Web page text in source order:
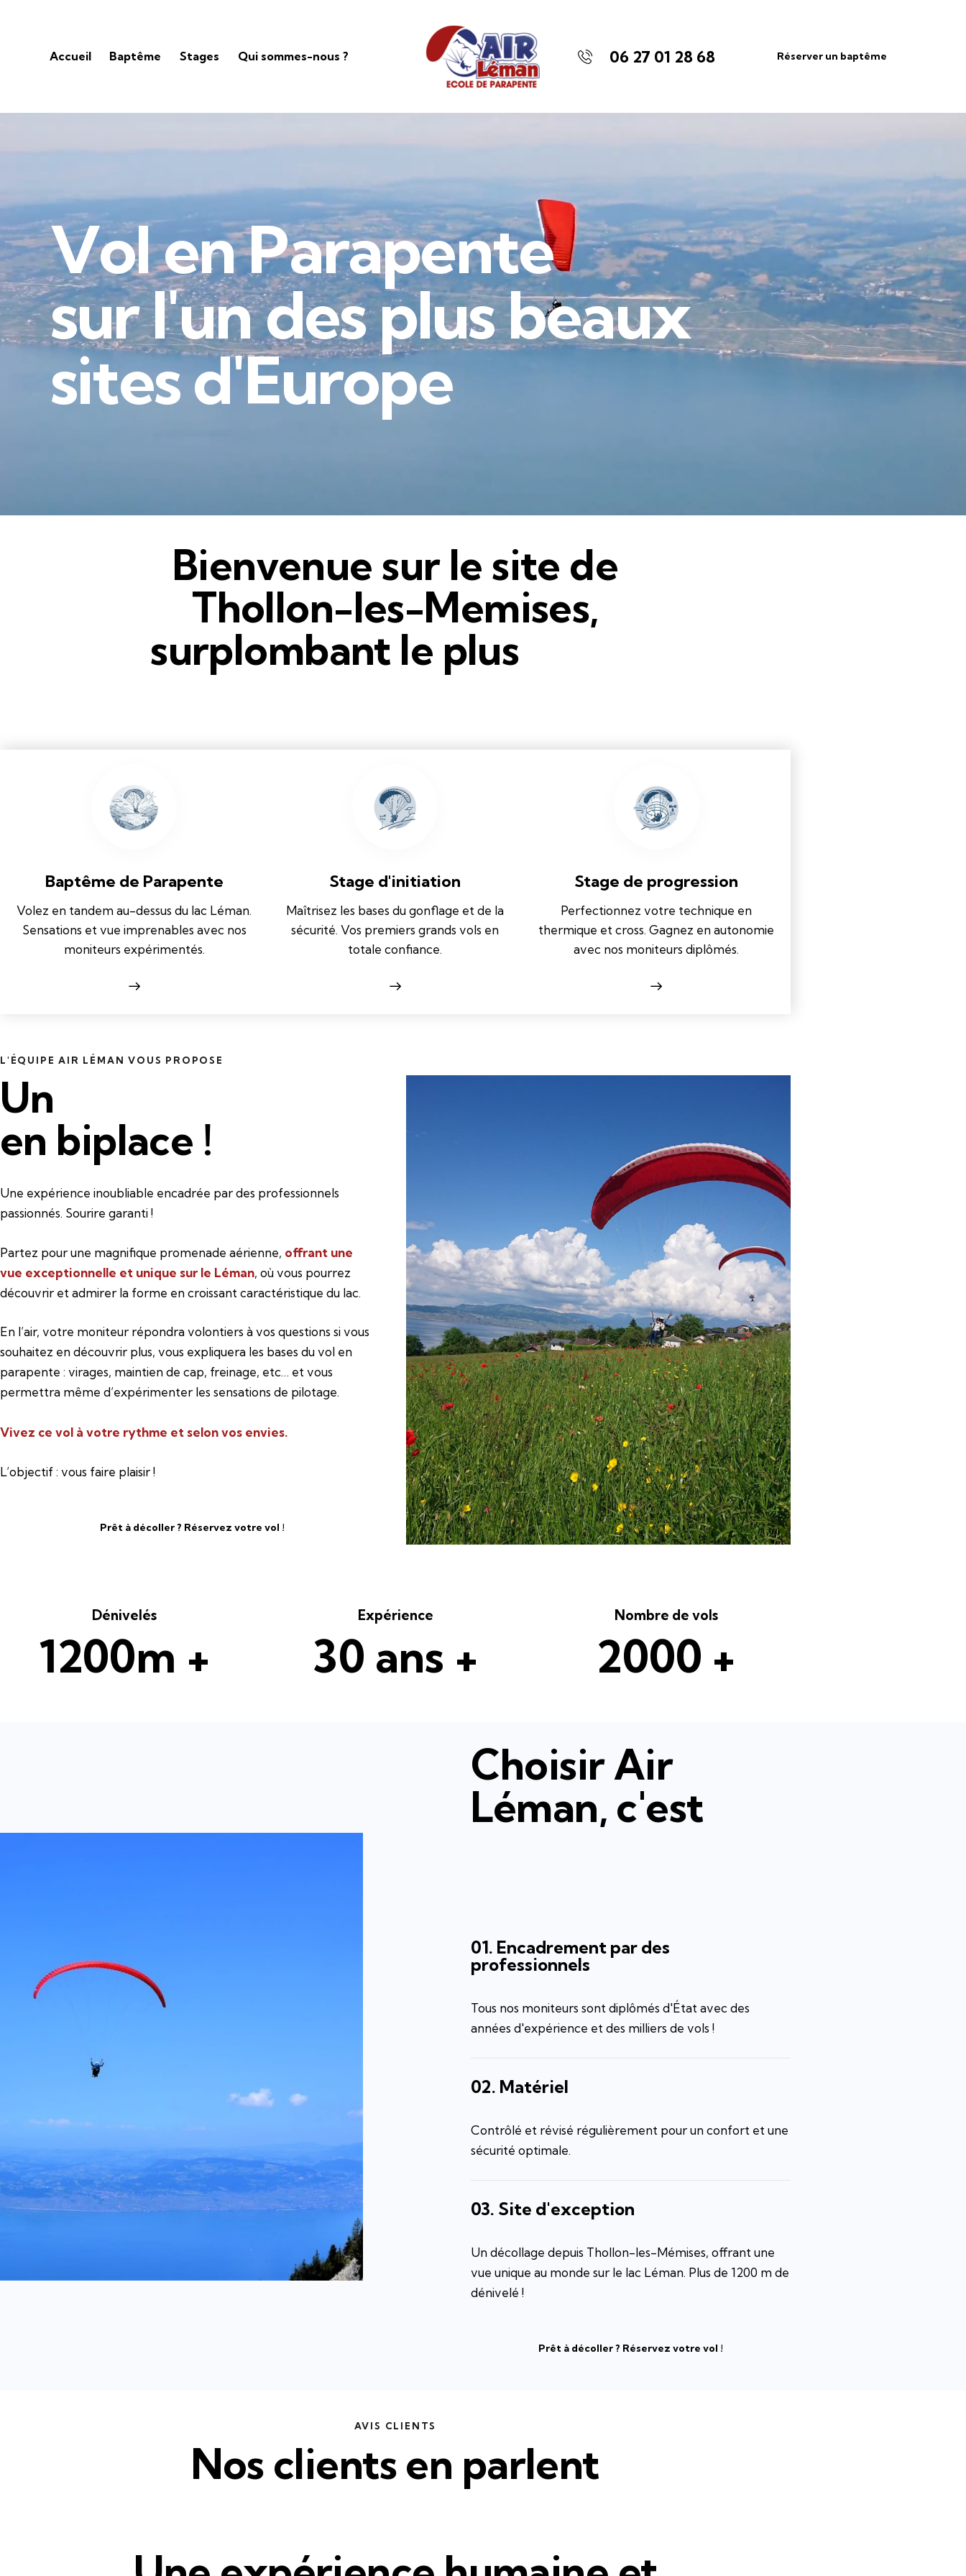
Accueil Baptême Stages Qui sommes-nous ? 06 27 01 28 68 Réserver un baptême
VolenParapente
surl'undesplusbeaux
sitesd'Europe
Bienvenue sur le site de
Thollon-les-Memises,
surplombant le plus
lac alpin d'Europe
Baptême de Parapente
Volez en tandem au-dessus du lac Léman.
Sensations et vue imprenables avec nos
moniteurs expérimentés.
Stage d'initiation
Maîtrisez les bases du gonflage et de la
sécurité. Vos premiers grands vols en
totale confiance.
Stage de progression
Perfectionnez votre technique en
thermique et cross. Gagnez en autonomie
avec nos moniteurs diplômés.
L'ÉQUIPE AIR LÉMAN VOUS PROPOSE
Un
en biplace !
Une expérience inoubliable encadrée par des professionnels
passionnés. Sourire garanti !
Partez pour une magnifique promenade aérienne, offrant une
vue exceptionnelle et unique sur le Léman, où vous pourrez
découvrir et admirer la forme en croissant caractéristique du lac.
En l’air, votre moniteur répondra volontiers à vos questions si vous
souhaitez en découvrir plus, vous expliquera les bases du vol en
parapente : virages, maintien de cap, freinage, etc… et vous
permettra même d’expérimenter les sensations de pilotage.
Vivez ce vol à votre rythme et selon vos envies.
L’objectif : vous faire plaisir !
Prêt à décoller ? Réservez votre vol !
Dénivelés
1200m +
Expérience
30 ans +
Nombre de vols
2000 +
Choisir Air
Léman, c'est
01. Encadrement par des
professionnels
Tous nos moniteurs sont diplômés d'État avec des
années d'expérience et des milliers de vols !
02. Matériel
Contrôlé et révisé régulièrement pour un confort et une
sécurité optimale.
03. Site d'exception
Un décollage depuis Thollon-les-Mémises, offrant une
vue unique au monde sur le lac Léman. Plus de 1200 m de
dénivelé !
Prêt à décoller ? Réservez votre vol !
AVIS CLIENTS
Nos clients en parlent